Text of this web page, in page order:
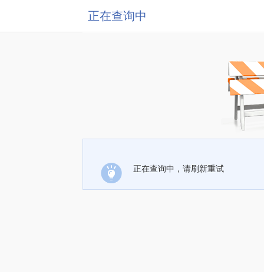
正在查询中
正在查询中，请刷新重试